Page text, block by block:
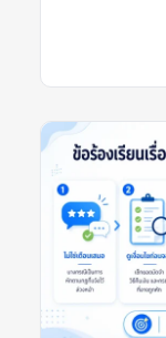
ชัดเจนหรือไม่ ใช้
กัน ไม่ใช่ดูจากรีวิว
ความหมายของข้
ความหมายของข้
เข้าพักหรือผู้รีวิวพู
ดังจากบ้านข้างเคี
กลุ่มผู้เข้าพักเอง
ร้องเรียนเรื่องเสี
ชุมชนมาก กฎบ้า
โซนที่เสียงจาก
เสียงอาจไม่ได้เกิ